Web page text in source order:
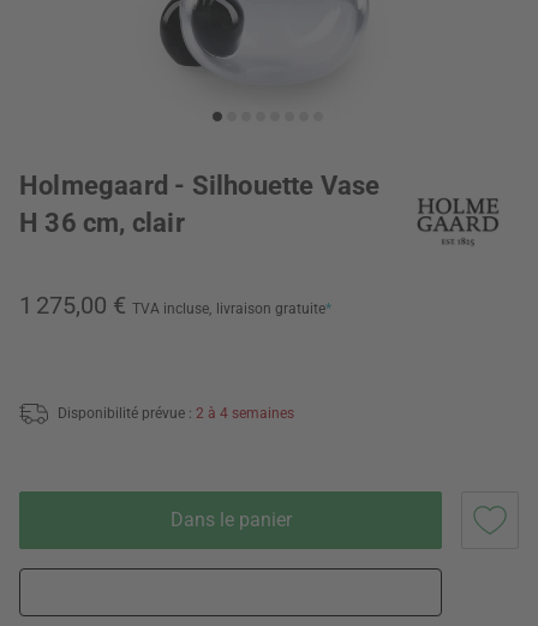
Holmegaard - Silhouette Vase
H 36 cm, clair
1 275,00 € TVA incluse, livraison gratuite*
Disponibilité prévue : 2 à 4 semaines
Dans le panier